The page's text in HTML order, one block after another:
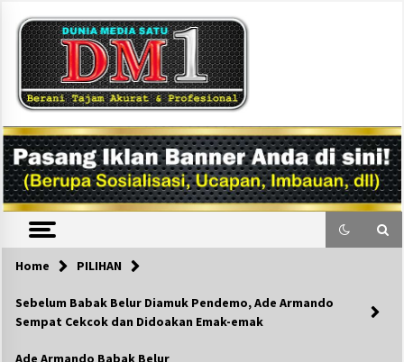
content
DM1
Home PILIHAN
Sebelum Babak Belur Diamuk Pendemo, Ade Armando
Sempat Cekcok dan Didoakan Emak-emak
Ade Armando Babak Belur